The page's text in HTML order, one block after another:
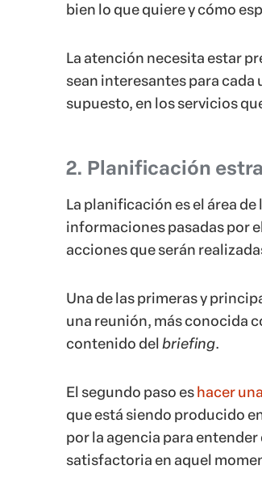
bien lo que quiere y cómo
La atención necesita estar
sean interesantes para cada
supuesto, en los servicios
2. Planificación
La planificación es el área
informaciones pasadas por
acciones que serán
Una de las primeras y
una reunión, más conocida
contenido del briefing.
El segundo paso eshacer
que está siendo producido
por la agencia para
satisfactoria en aquel